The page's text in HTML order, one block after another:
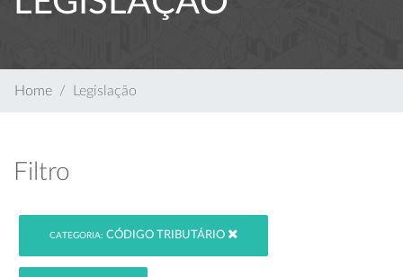
Home Legislação
Filtro
CATEGORIA: CÓDIGO TRIBUTÁRIO